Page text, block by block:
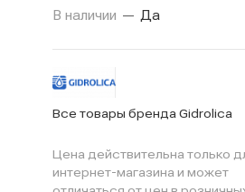
В наличии — Да
Все товары бренда Gidrolica
Цена действительна только
интернет-магазина и может